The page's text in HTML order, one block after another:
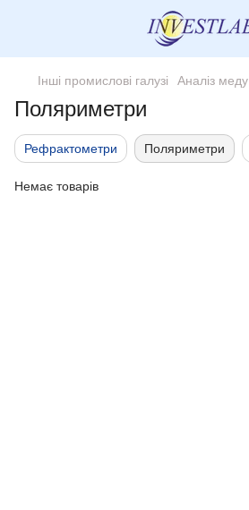
Інші промислові галузі Аналіз меду
Поляриметри
Рефрактометри Поляриметри
Немає товарів